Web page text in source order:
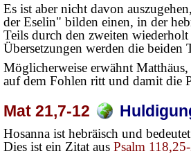
Es ist aber nicht davon
der Eselin" bilden einen, in der
Teils durch den zweiten
Übersetzungen werden die
Möglicherweise erwähnt
auf dem Fohlen ritt und damit die
Mat 21,7-12
Hosanna ist hebräisch und
Dies ist ein Zitat aus Psalm